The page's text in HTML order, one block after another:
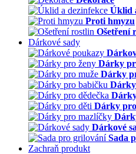
Úklid
Proti hmyzu
Ošetření
Dárkové sady
Dárky
Dárky
Dárky
Dárkové
Sada
Zachraň produkt